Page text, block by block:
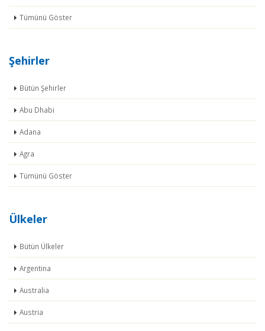
Tümünü Göster
Şehirler
Bütün Şehirler
Abu Dhabi
Adana
Agra
Tümünü Göster
Ülkeler
Bütün Ülkeler
Argentina
Australia
Austria